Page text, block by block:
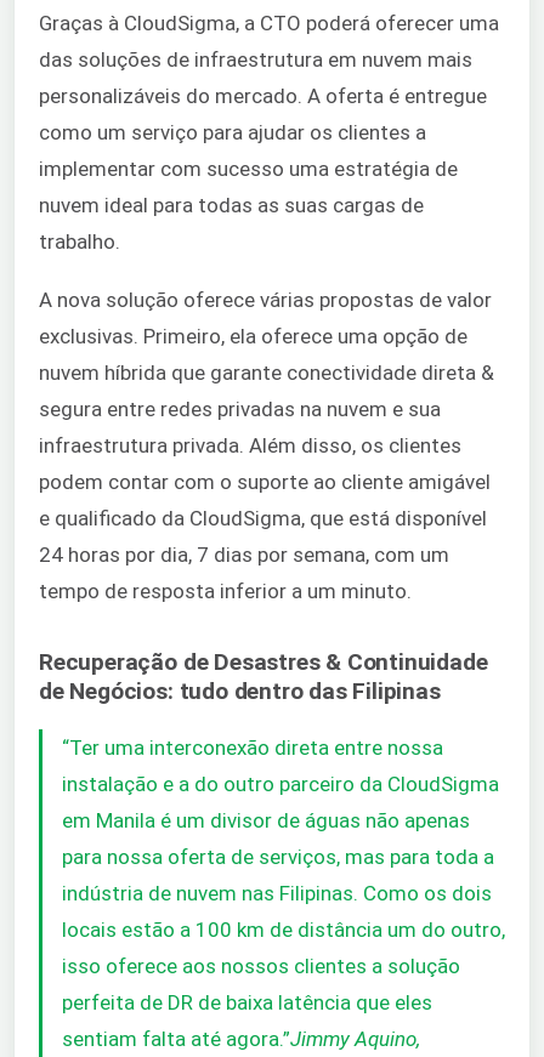
Graças à CloudSigma, a CTO poderá oferecer uma
das soluções de infraestrutura em nuvem mais
personalizáveis do mercado. A oferta é entregue
como um serviço para ajudar os clientes a
implementar com sucesso uma estratégia de
nuvem ideal para todas as suas cargas de
trabalho.
A nova solução oferece várias propostas de valor
exclusivas. Primeiro, ela oferece uma opção de
nuvem híbrida que garante conectividade direta &
segura entre redes privadas na nuvem e sua
infraestrutura privada. Além disso, os clientes
podem contar com o suporte ao cliente amigável
e qualificado da CloudSigma, que está disponível
24 horas por dia, 7 dias por semana, com um
tempo de resposta inferior a um minuto.
Recuperação de Desastres & Continuidade
de Negócios: tudo dentro das Filipinas
“Ter uma interconexão direta entre nossa
instalação e a do outro parceiro da CloudSigma
em Manila é um divisor de águas não apenas
para nossa oferta de serviços, mas para toda a
indústria de nuvem nas Filipinas. Como os dois
locais estão a 100 km de distância um do outro,
isso oferece aos nossos clientes a solução
perfeita de DR de baixa latência que eles
sentiam falta até agora.”Jimmy Aquino,